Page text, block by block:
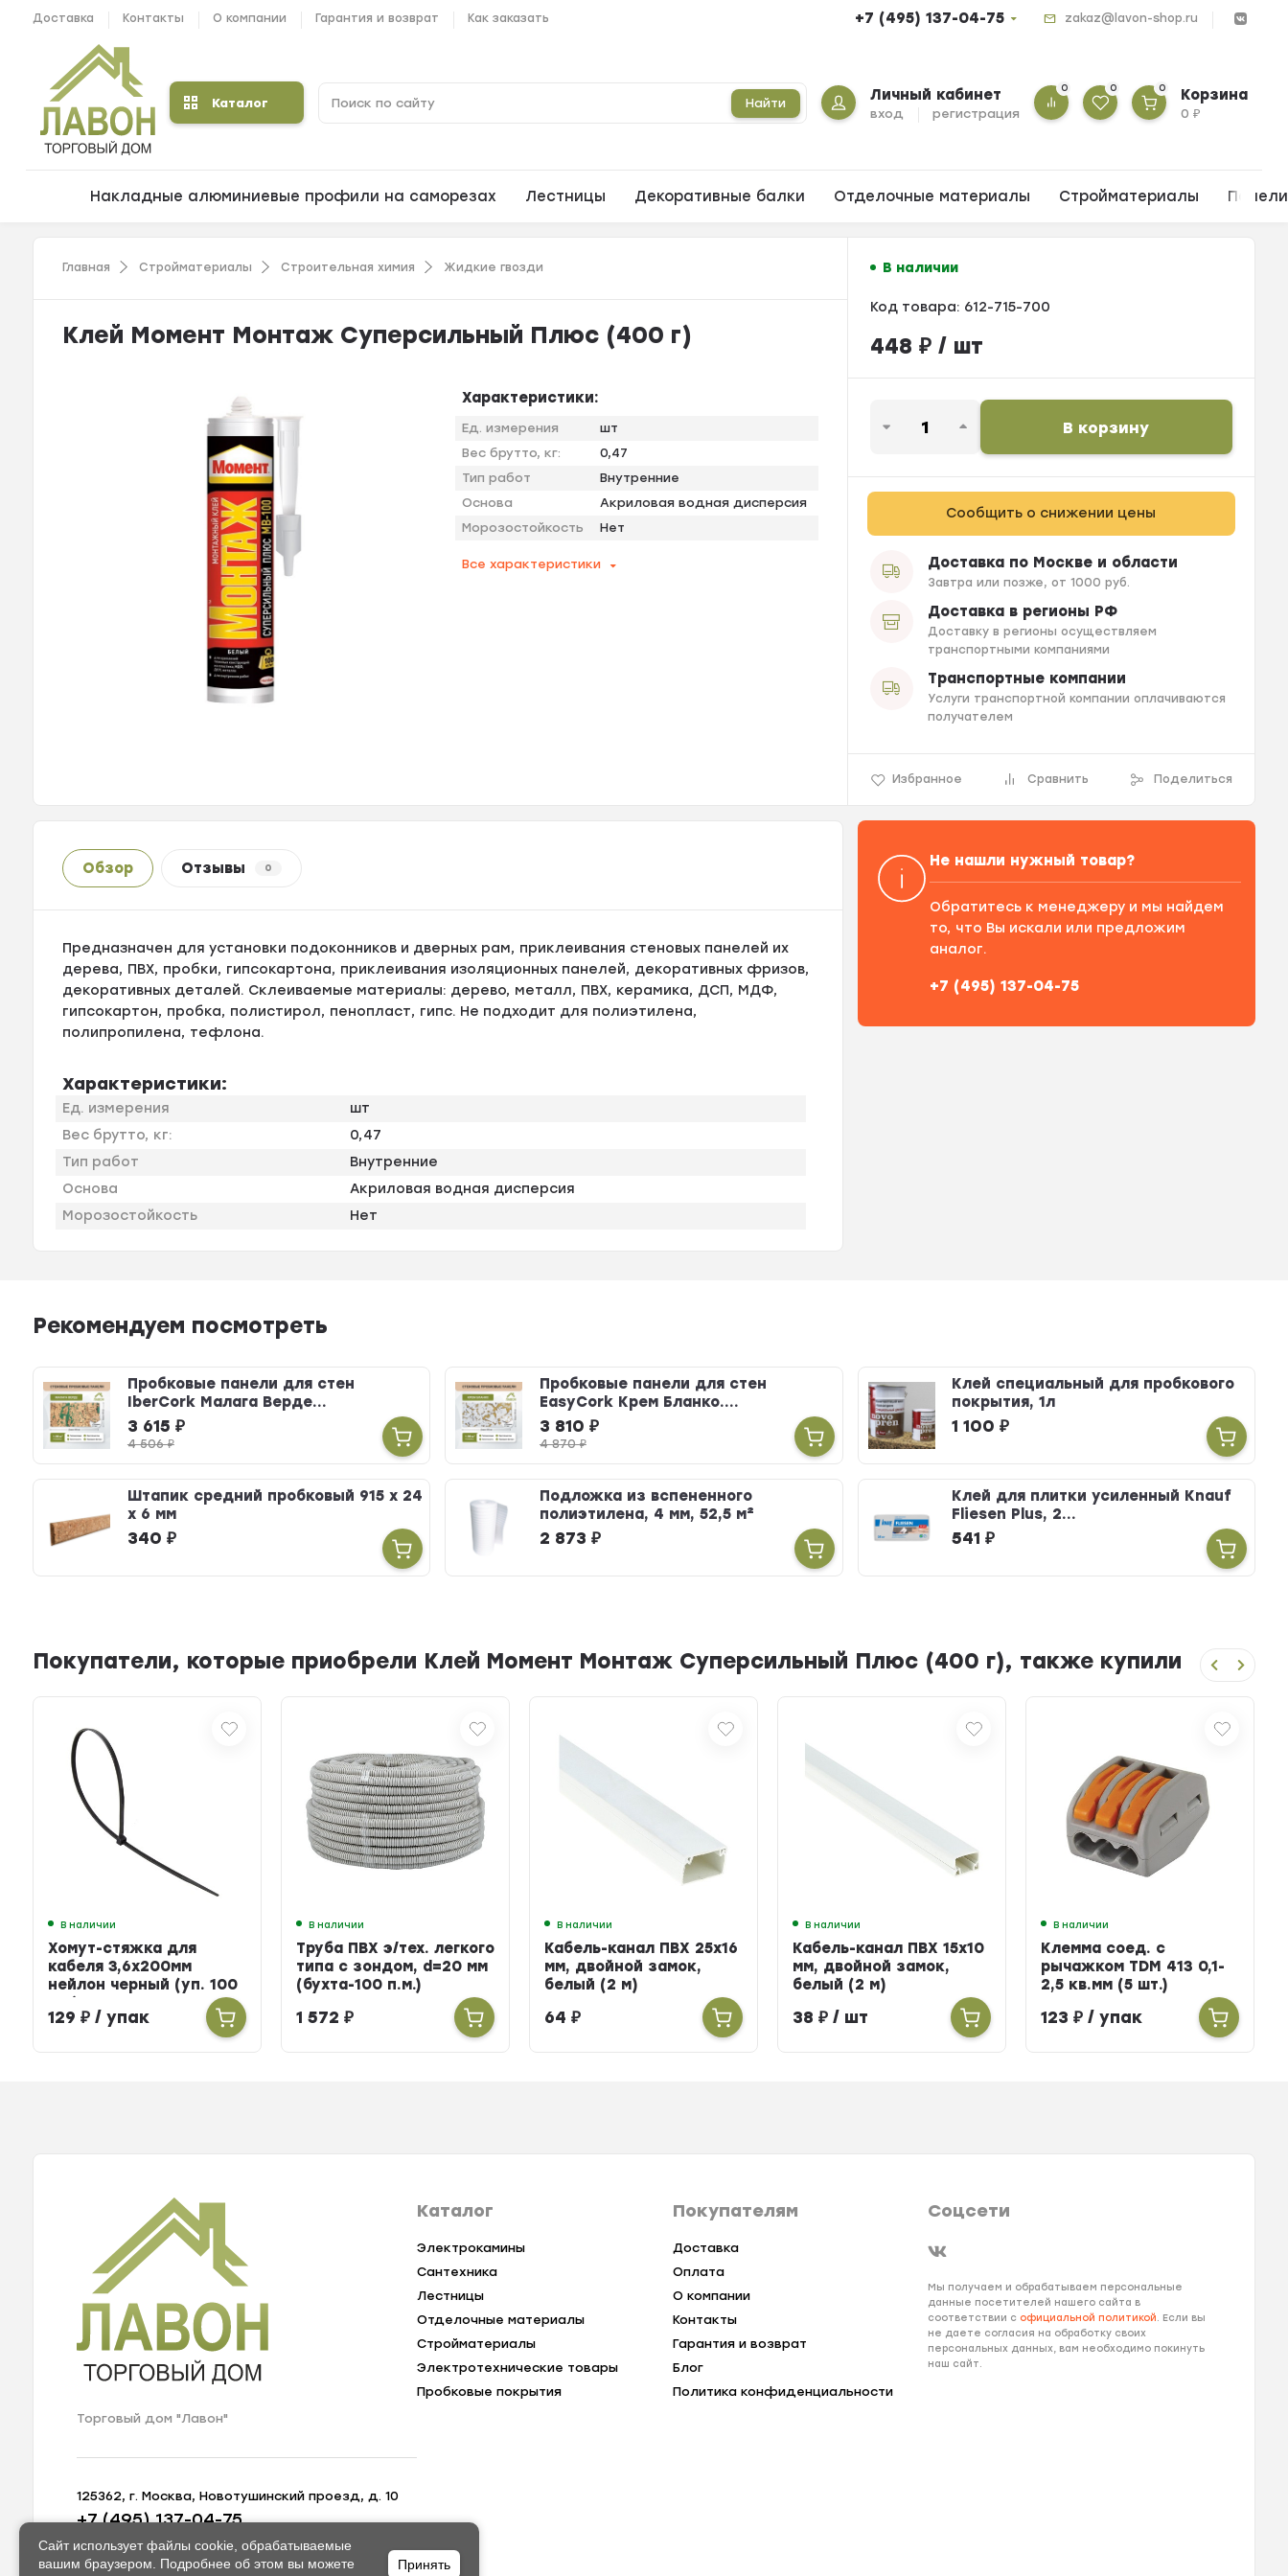
Доставка Контакты О компании Гарантия и возврат Как заказать +7 (495) 137-04-75 zakaz@lavon-shop.ru
Каталог Найти Личный кабинет
вход регистрация
0 0 0 Корзина
0₽
Накладные алюминиевые профили на саморезах Лестницы Декоративные балки Отделочные материалы Стройматериалы
Главная Стройматериалы Строительная химия Жидкие гвозди
Клей Момент Монтаж Суперсильный Плюс (400 г)
Характеристики:
Ед. измерения
шт
Вес брутто, кг:
0,47
Тип работ
Внутренние
Основа
Акриловая водная дисперсия
Морозостойкость
Нет
Все характеристики
В наличии
Код товара: 612-715-700
448 ₽/ шт
В корзину
Сообщить о снижении цены
Доставка по Москве и области
Завтра или позже, от 1000 руб.
Доставка в регионы РФ
Доставку в регионы осуществляем
транспортными компаниями
Транспортные компании
Услуги транспортной компании оплачиваются
получателем
Избранное Сравнить Поделиться
Обзор Отзывы 0
Предназначен для установки подоконников и дверных рам, приклеивания стеновых панелей их
дерева, ПВХ, пробки, гипсокартона, приклеивания изоляционных панелей, декоративных фризов,
декоративных деталей. Склеиваемые материалы: дерево, металл, ПВХ, керамика, ДСП, МДФ,
гипсокартон, пробка, полистирол, пенопласт, гипс. Не подходит для полиэтилена,
полипропилена, тефлона.
Характеристики:
Ед. измерения
шт
Вес брутто, кг:
0,47
Тип работ
Внутренние
Основа
Акриловая водная дисперсия
Морозостойкость
Нет
Не нашли нужный товар?
Обратитесь к менеджеру и мы найдем
то, что Вы искали или предложим
аналог.
+7 (495) 137-04-75
Рекомендуем посмотреть
Пробковые панели для стен
IberCork Малага Верде...
3 615 ₽
4 506₽
Пробковые панели для стен
EasyCork Крем Бланко....
3 810 ₽
4 870₽
Клей специальный для пробкового
покрытия, 1л
1 100 ₽
Штапик средний пробковый 915 х 24
х 6 мм
340 ₽
Подложка из вспененного
полиэтилена, 4 мм, 52,5 м²
2 873 ₽
Клей для плитки усиленный Knauf
Fliesen Plus, 2...
541 ₽
Покупатели, которые приобрели Клей Момент Монтаж Суперсильный Плюс (400 г), также купили
В наличии
Хомут-стяжка для
кабеля 3,6х200мм
нейлон черный (уп. 100
шт.)
129₽ / упак
В наличии
Труба ПВХ э/тех. легкого
типа с зондом, d=20 мм
(бухта-100 п.м.)
1 572₽
В наличии
Кабель-канал ПВХ 25х16
мм, двойной замок,
белый (2 м)
64₽
В наличии
Кабель-канал ПВХ 15х10
мм, двойной замок,
белый (2 м)
38₽ / шт
В наличии
Клемма соед. с
рычажком TDM 413 0,1-
2,5 кв.мм (5 шт.)
123₽ / упак
Торговый дом "Лавон"
125362, г. Москва, Новотушинский проезд, д. 10
+7 (495) 137-04-75
zakaz@lavon-shop.ru
Каталог
Электрокамины
Сантехника
Лестницы
Отделочные материалы
Стройматериалы
Электротехнические товары
Пробковые покрытия
Покупателям
Доставка
Оплата
О компании
Контакты
Гарантия и возврат
Блог
Политика конфиденциальности
Соцсети
Мы получаем и обрабатываем персональные
данные посетителей нашего сайта в
соответствии с официальной политикой. Если вы
не даете согласия на обработку своих
персональных данных, вам необходимо покинуть
наш сайт.
Сайт использует файлы cookie, обрабатываемые
вашим браузером. Подробнее об этом вы можете
Принять